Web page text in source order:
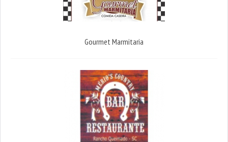
Gourmet Marmitaria